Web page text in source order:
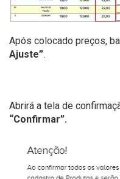
Após colocado preços,
Ajuste”.
Abrirá a tela de
“Confirmar”.